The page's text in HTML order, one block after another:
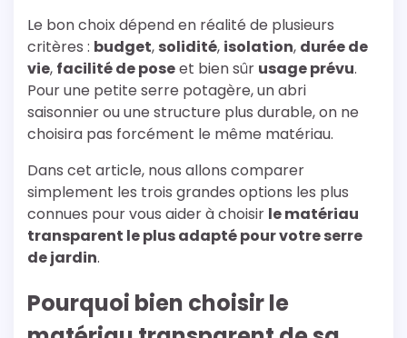
Le bon choix dépend en réalité de plusieurs
critères : budget, solidité, isolation, durée de
vie, facilité de poseet bien sûr usage prévu.
Pour une petite serre potagère, un abri
saisonnier ou une structure plus durable, on ne
choisira pas forcément le même matériau.
Dans cet article, nous allons comparer
simplement les trois grandes options les plus
connues pour vous aider à choisir le matériau
transparent le plus adapté pour votre serre
de jardin.
Pourquoi bien choisir le